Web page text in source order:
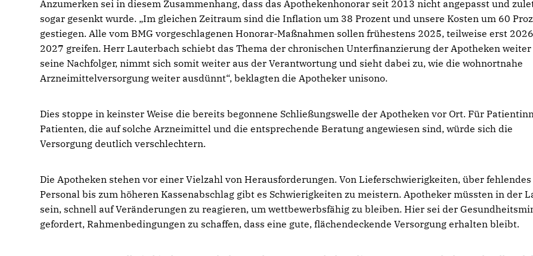
Anzumerken sei in diesem Zusammenhang, dass das Apothekenhonorar seit 2013 nicht angepasst und
sogar gesenkt wurde. „Im gleichen Zeitraum sind die Inflation um 38 Prozent und unsere Kosten um 60
gestiegen. Alle vom BMG vorgeschlagenen Honorar-Maßnahmen sollen frühestens 2025, teilweise erst
2027 greifen. Herr Lauterbach schiebt das Thema der chronischen Unterfinanzierung der Apotheken weiter
seine Nachfolger, nimmt sich somit weiter aus der Verantwortung und sieht dabei zu, wie die wohnortnahe
Arzneimittelversorgung weiter ausdünnt“, beklagten die Apotheker unisono.
Dies stoppe in keinster Weise die bereits begonnene Schließungswelle der Apotheken vor Ort. Für
Patienten, die auf solche Arzneimittel und die entsprechende Beratung angewiesen sind, würde sich die
Versorgung deutlich verschlechtern.
Die Apotheken stehen vor einer Vielzahl von Herausforderungen. Von Lieferschwierigkeiten, über fehlendes
Personal bis zum höheren Kassenabschlag gibt es Schwierigkeiten zu meistern. Apotheker müssten in der
sein, schnell auf Veränderungen zu reagieren, um wettbewerbsfähig zu bleiben. Hier sei der
gefordert, Rahmenbedingungen zu schaffen, dass eine gute, flächendeckende Versorgung erhalten bleibt.